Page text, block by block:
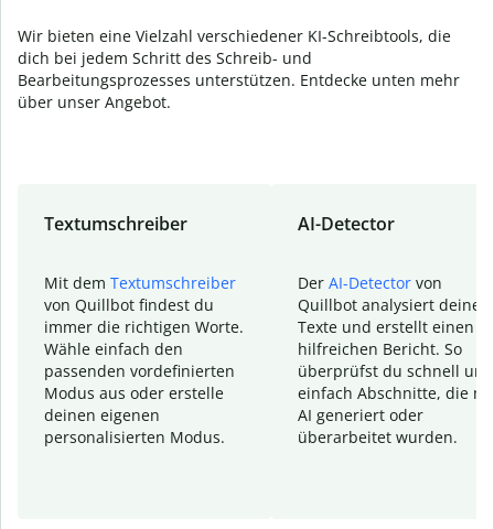
Wir bieten eine Vielzahl verschiedener KI-Schreibtools, die
dich bei jedem Schritt des Schreib- und
Bearbeitungsprozesses unterstützen. Entdecke unten mehr
über unser Angebot.
Textumschreiber
Mit dem Textumschreiber
von Quillbot findest du
immer die richtigen Worte.
Wähle einfach den
passenden vordefinierten
Modus aus oder erstelle
deinen eigenen
personalisierten Modus.
AI-Detector
Der AI-Detector von
Quillbot analysiert deine
Texte und erstellt einen
hilfreichen Bericht. So
überprüfst du schnell und
einfach Abschnitte, die
AI generiert oder
überarbeitet wurden.